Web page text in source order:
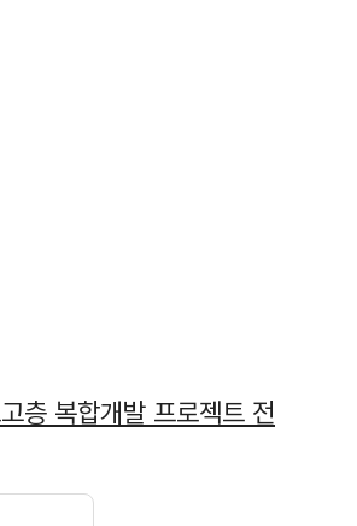
층 복합개발 프로젝트 전